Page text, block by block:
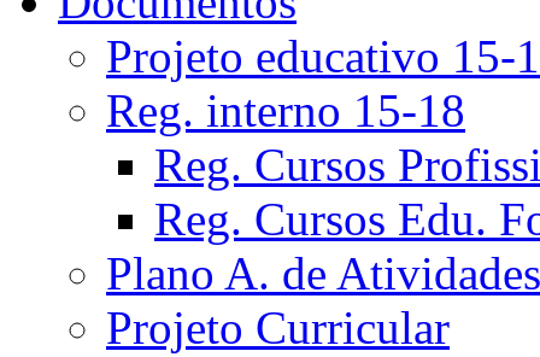
Projeto educativo 15-
Reg. interno 15-18
Reg. Cursos
Reg. Cursos Edu.
Plano A. de Atividades
Projeto Curricular